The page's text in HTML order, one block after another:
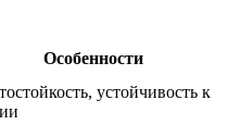
Особенности
устойчивость к